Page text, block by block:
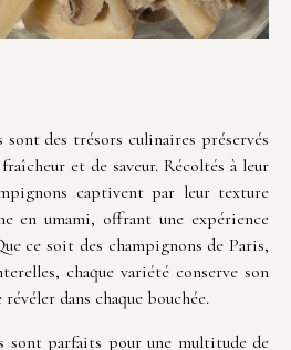
sont des trésors culinaires préservés
et de saveur. Récoltés à leur
captivent par leur texture
en umami, offrant une expérience
ce soit des champignons de Paris,
chaque variété conserve son
dans chaque bouchée.
sont parfaits pour une multitude de